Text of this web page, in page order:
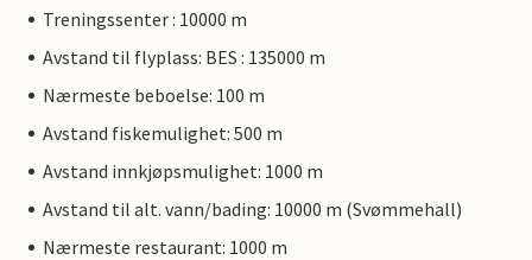
Treningssenter : 10000 m
Avstand til flyplass: BES : 135000 m
Nærmeste beboelse: 100 m
Avstand fiskemulighet: 500 m
Avstand innkjøpsmulighet: 1000 m
Avstand til alt. vann/bading: 10000 m (Svømmehall)
Nærmeste restaurant: 1000 m